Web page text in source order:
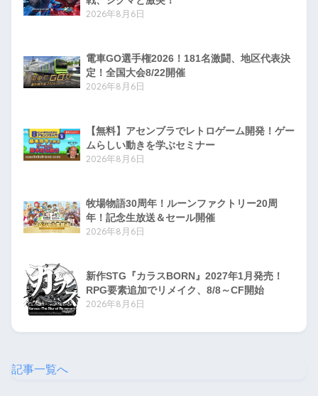
2026年8月6日
電車GO選手権2026！181名激闘、地区代表決
定！全国大会8/22開催
2026年8月6日
【無料】アセンブラでレトロゲーム開発！ゲー
ムらしい動きを学ぶセミナー
2026年8月6日
牧場物語30周年！ルーンファクトリー20周
年！記念生放送＆セール開催
2026年8月6日
新作STG『カラスBORN』2027年1月発売！
RPG要素追加でリメイク、8/8～CF開始
2026年8月6日
記事一覧へ